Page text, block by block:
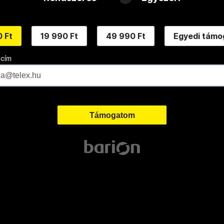
Ft 19 990 Ft 49 990 Ft Egyedi